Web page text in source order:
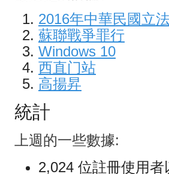
2016年中華民國立
蘇聯戰爭罪行
Windows 10
西直门站
高揚昇
統計
上週的一些數據:
2,024 位註冊使用